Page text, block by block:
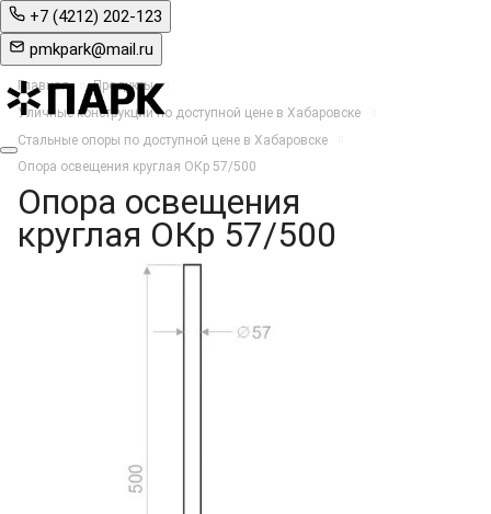
+7 (4212) 202-123
pmkpark@mail.ru
Главная
Продукты
Уличные конструкции по доступной цене в Хабаровске
Стальные опоры по доступной цене в Хабаровске
Опора освещения круглая ОКр 57/500
Опора освещения
круглая ОКр 57/500